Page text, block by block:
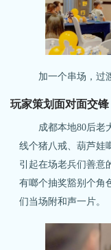
加一个串场，过渡
玩家策划面对面交
成都本地80后老大
线个猪八戒、葫芦娃
引起在场老兵们善意
有啷个抽奖豁别个角
们当场附和声一片。